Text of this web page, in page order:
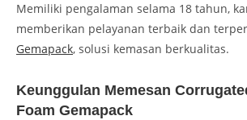
Memiliki pengalaman selama 18 tahun,
memberikan pelayanan terbaik dan
Gemapack, solusi kemasan berkualitas.
Keunggulan Memesan
Foam Gemapack